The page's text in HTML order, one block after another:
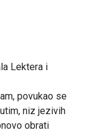
Lektera i
povukao se
niz jezivih
obrati